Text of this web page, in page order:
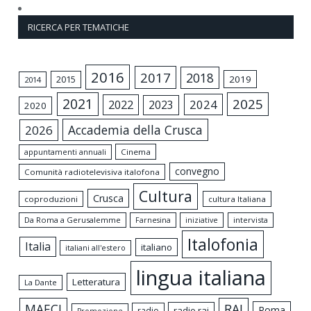
RICERCA PER TEMATICHE
2014 2015 2016 2017 2018 2019
2020 2021 2022 2023 2024 2025
2026 Accademia della Crusca
appuntamenti annuali
Cinema
Comunità radiotelevisiva italofona
convegno
coproduzioni Crusca Cultura
cultura Italiana
Da Roma a Gerusalemme
Farnesina iniziative intervista
Italia italiani all'estero italiano Italofonia
La Dante Letteratura lingua italiana